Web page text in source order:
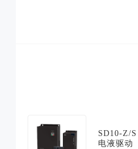
SD10-Z/S
电液驱动